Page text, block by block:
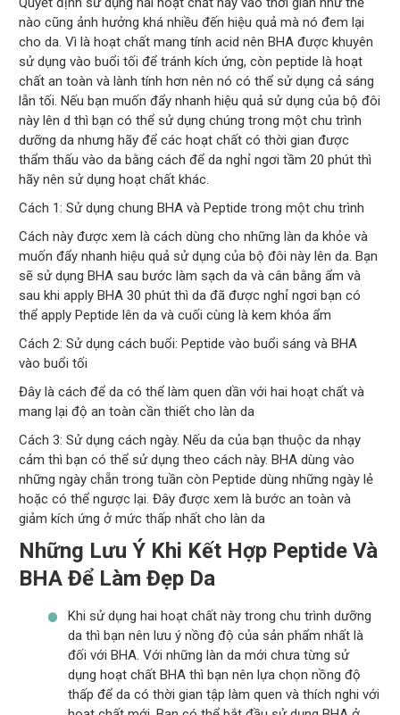
nào cũng ảnh hưởng khá nhiều đến hiệu quả mà nó đem lại
cho da. Vì là hoạt chất mang tính acid nên BHA được khuyên
sử dụng vào buổi tối để tránh kích ứng, còn peptide là hoạt
chất an toàn và lành tính hơn nên nó có thể sử dụng cả sáng
lẫn tối. Nếu bạn muốn đẩy nhanh hiệu quả sử dụng của bộ đôi
này lên d thì bạn có thể sử dụng chúng trong một chu trình
dưỡng da nhưng hãy để các hoạt chất có thời gian được
thẩm thấu vào da bằng cách để da nghỉ ngơi tầm 20 phút thì
hãy nên sử dụng hoạt chất khác.
Cách 1: Sử dụng chung BHA và Peptide trong một chu trình
Cách này được xem là cách dùng cho những làn da khỏe và
muốn đẩy nhanh hiệu quả sử dụng của bộ đôi này lên da. Bạn
sẽ sử dụng BHA sau bước làm sạch da và cân bằng ẩm và
sau khi apply BHA 30 phút thì da đã được nghỉ ngơi bạn có
thể apply Peptide lên da và cuối cùng là kem khóa ẩm
Cách 2: Sử dụng cách buổi: Peptide vào buổi sáng và BHA
vào buổi tối
Đây là cách để da có thể làm quen dần với hai hoạt chất và
mang lại độ an toàn cần thiết cho làn da
Cách 3: Sử dụng cách ngày. Nếu da của bạn thuộc da nhạy
cảm thì bạn có thể sử dụng theo cách này. BHA dùng vào
những ngày chẵn trong tuần còn Peptide dùng những ngày lẻ
hoặc có thể ngược lại. Đây được xem là bước an toàn và
giảm kích ứng ở mức thấp nhất cho làn da
Những Lưu Ý Khi Kết Hợp Peptide Và
BHA Để Làm Đẹp Da
Khi sử dụng hai hoạt chất này trong chu trình dưỡng
da thì bạn nên lưu ý nồng độ của sản phẩm nhất là
đối với BHA. Với những làn da mới chưa từng sử
dụng hoạt chất BHA thì bạn nên lựa chọn nồng độ
thấp để da có thời gian tập làm quen và thích nghi với